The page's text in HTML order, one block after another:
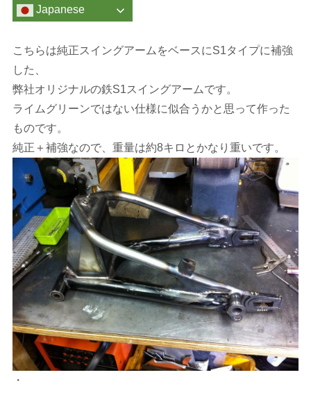
Japanese
こちらは純正スイングアームをベースにS1タイプに補強
した、
弊社オリジナルの鉄S1スイングアームです。
ライムグリーンではない仕様に似合うかと思って作った
ものです。
純正＋補強なので、重量は約8キロとかなり重いです。
・